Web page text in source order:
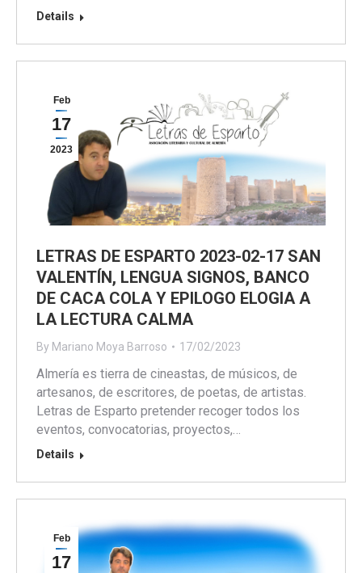
Details
Feb
17
2023
LETRAS DE ESPARTO 2023-02-17 SAN
VALENTÍN, LENGUA SIGNOS, BANCO
DE CACA COLA Y EPILOGO ELOGIA A
LA LECTURA CALMA
By Mariano Moya Barroso 17/02/2023
Almería es tierra de cineastas, de músicos, de
artesanos, de escritores, de poetas, de artistas.
Letras de Esparto pretender recoger todos los
eventos, convocatorias, proyectos,…
Details
Feb
17